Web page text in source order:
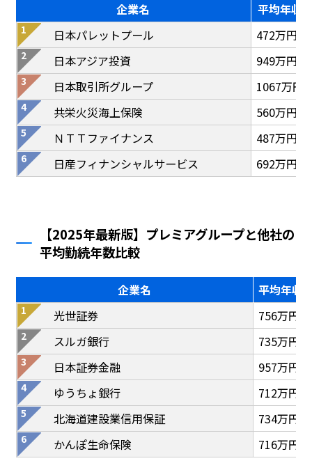
企業名
平均年収
日本パレットプール
472万円
日本アジア投資
949万円
日本取引所グループ
1067万円
共栄火災海上保険
560万円
ＮＴＴファイナンス
487万円
日産フィナンシャルサービス
692万円
【2025年最新版】プレミアグループと他社の
平均勤続年数比較
企業名
平均年収
光世証券
756万円
スルガ銀行
735万円
日本証券金融
957万円
ゆうちょ銀行
712万円
北海道建設業信用保証
734万円
かんぽ生命保険
716万円